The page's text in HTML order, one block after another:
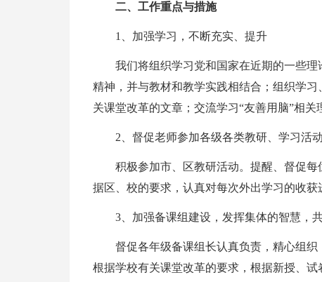
二、工作重点与措施
1、加强学习，不断充实、提升
我们将组织学习党和国家在近期的一些
精神，并与教材和教学实践相结合；组织学
关课堂改革的文章；交流学习“友善用脑”相关
2、督促老师参加各级各类教研、学习活
积极参加市、区教研活动。提醒、督促
据区、校的要求，认真对每次外出学习的收获
3、加强备课组建设，发挥集体的智慧，
督促各年级备课组长认真负责，精心组织
根据学校有关课堂改革的要求，根据新授、